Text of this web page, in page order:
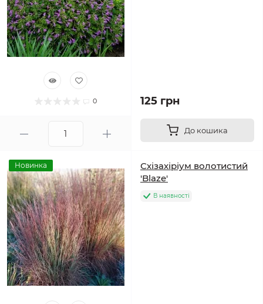
0 125 грн
До кошика
Новинка
Схізахіріум волотистий
'Blaze'
В наявності